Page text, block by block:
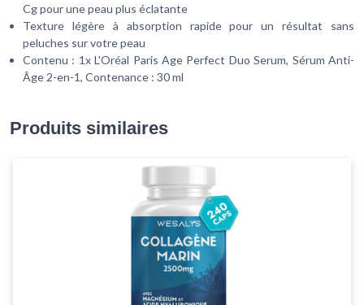
Cg pour une peau plus éclatante
Texture légère à absorption rapide pour un résultat sans
peluches sur votre peau
Contenu : 1x L'Oréal Paris Age Perfect Duo Serum, Sérum Anti-
Âge 2-en-1, Contenance : 30 ml
Produits similaires